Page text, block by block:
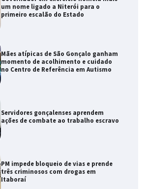
um nome ligado a Niterói para o
primeiro escalão do Estado
Mães atípicas de São Gonçalo ganham
momento de acolhimento e cuidado
no Centro de Referência em Autismo
Servidores gonçalenses aprendem
ações de combate ao trabalho escravo
PM impede bloqueio de vias e prende
três criminosos com drogas em
Itaboraí